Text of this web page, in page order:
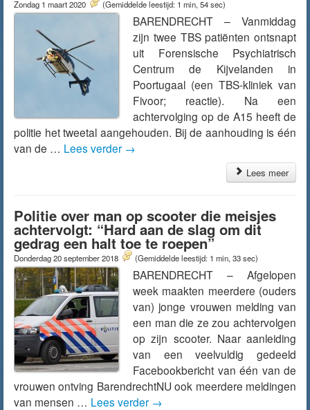
Zondag 1 maart 2020 (Gemiddelde leestijd: 1 min, 54 sec)
BARENDRECHT – Vanmiddag
zijn twee TBS patiënten ontsnapt
uit Forensische Psychiatrisch
Centrum de Kijvelanden in
Poortugaal (een TBS-kliniek van
Fivoor; reactie). Na een
achtervolging op de A15 heeft de
politie het tweetal aangehouden. Bij de aanhouding is één
van de … Lees verder →
Lees meer
Politie over man op scooter die meisjes
achtervolgt: “Hard aan de slag om dit
gedrag een halt toe te roepen”
Donderdag 20 september 2018 (Gemiddelde leestijd: 1 min, 33 sec)
BARENDRECHT – Afgelopen
week maakten meerdere (ouders
van) jonge vrouwen melding van
een man die ze zou achtervolgen
op zijn scooter. Naar aanleiding
van een veelvuldig gedeeld
Facebookbericht van één van de
vrouwen ontving BarendrechtNU ook meerdere meldingen
van mensen … Lees verder →